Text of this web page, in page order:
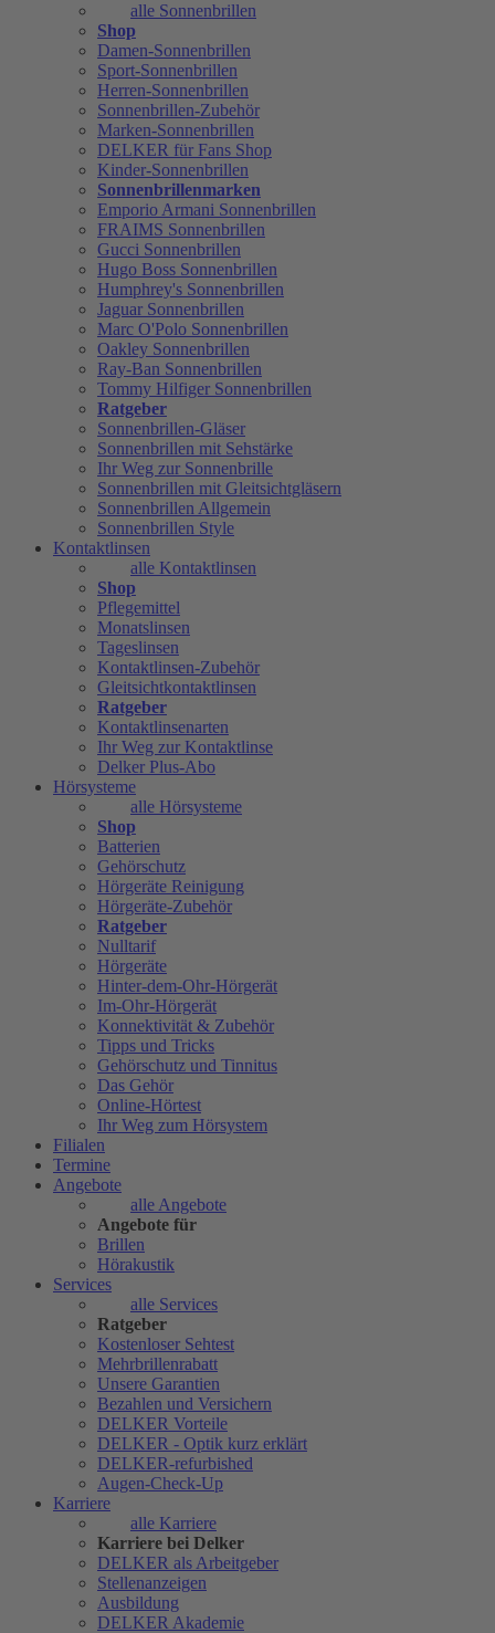
alle Sonnenbrillen
Shop
Damen-Sonnenbrillen
Sport-Sonnenbrillen
Herren-Sonnenbrillen
Sonnenbrillen-Zubehör
Marken-Sonnenbrillen
DELKER für Fans Shop
Kinder-Sonnenbrillen
Sonnenbrillenmarken
Emporio Armani Sonnenbrillen
FRAIMS Sonnenbrillen
Gucci Sonnenbrillen
Hugo Boss Sonnenbrillen
Humphrey's Sonnenbrillen
Jaguar Sonnenbrillen
Marc O'Polo Sonnenbrillen
Oakley Sonnenbrillen
Ray-Ban Sonnenbrillen
Tommy Hilfiger Sonnenbrillen
Ratgeber
Sonnenbrillen-Gläser
Sonnenbrillen mit Sehstärke
Ihr Weg zur Sonnenbrille
Sonnenbrillen mit Gleitsichtgläsern
Sonnenbrillen Allgemein
Sonnenbrillen Style
Kontaktlinsen
alle Kontaktlinsen
Shop
Pflegemittel
Monatslinsen
Tageslinsen
Kontaktlinsen-Zubehör
Gleitsichtkontaktlinsen
Ratgeber
Kontaktlinsenarten
Ihr Weg zur Kontaktlinse
Delker Plus-Abo
Hörsysteme
alle Hörsysteme
Shop
Batterien
Gehörschutz
Hörgeräte Reinigung
Hörgeräte-Zubehör
Ratgeber
Nulltarif
Hörgeräte
Hinter-dem-Ohr-Hörgerät
Im-Ohr-Hörgerät
Konnektivität & Zubehör
Tipps und Tricks
Gehörschutz und Tinnitus
Das Gehör
Online-Hörtest
Ihr Weg zum Hörsystem
Filialen
Termine
Angebote
alle Angebote
Angebote für
Brillen
Hörakustik
Services
alle Services
Ratgeber
Kostenloser Sehtest
Mehrbrillenrabatt
Unsere Garantien
Bezahlen und Versichern
DELKER Vorteile
DELKER - Optik kurz erklärt
DELKER-refurbished
Augen-Check-Up
Karriere
alle Karriere
Karriere bei Delker
DELKER als Arbeitgeber
Stellenanzeigen
Ausbildung
DELKER Akademie